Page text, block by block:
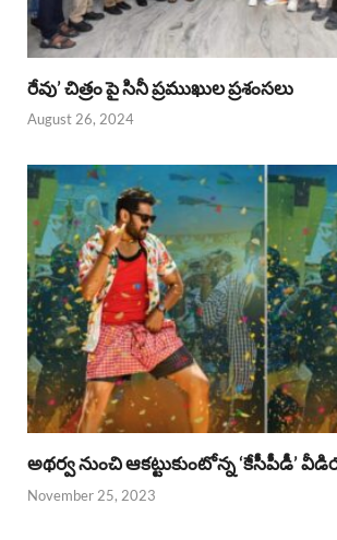
రేవు’ చిత్రం పై సినీ ప్రముఖుల ప్రశంసలు
August 26, 2024
అథర్వ నుంచి ఆకట్టుకుంటోన్న ‘కేసీపీడీ’
November 25, 2023